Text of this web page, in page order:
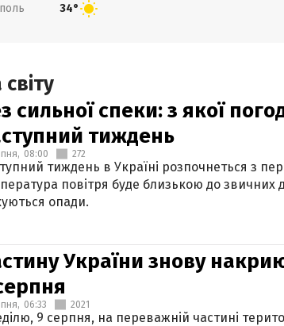
34°
сильної спеки: з якої
тиждень
08:00 272
тиждень в Україні розпочнеться з
повітря буде близькою до звичних
опади.
України знову
06:33 2021
9 серпня, на переважній частині